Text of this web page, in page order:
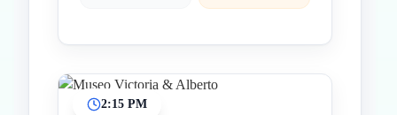
2:15 PM